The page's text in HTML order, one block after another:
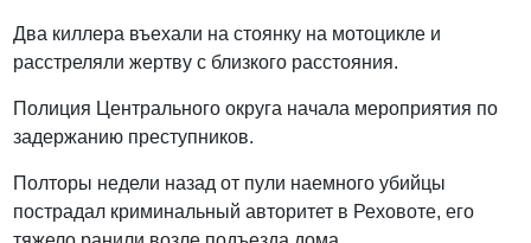
Два киллера въехали на стоянку на мотоцикле и
расстреляли жертву с близкого расстояния.
Полиция Центрального округа начала мероприятия по
задержанию преступников.
Полторы недели назад от пули наемного убийцы
пострадал криминальный авторитет в Реховоте, его